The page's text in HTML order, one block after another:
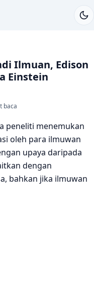
Ilmuan, Edison
Einstein
baca
peneliti menemukan
oleh para ilmuwan
upaya daripada
dengan
bahkan jika ilmuwan